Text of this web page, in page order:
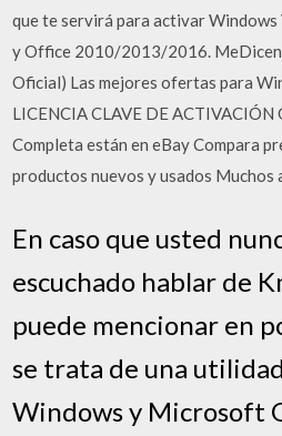
que te servirá para activar Windows
y Office 2010/2013/2016.
Oficial) Las mejores ofertas para
LICENCIA CLAVE DE ACTIVACIÓN
Completa están en eBay Compara
productos nuevos y usados
En caso que usted
escuchado hablar de
puede mencionar en
se trata de una
Windows y Microsoft